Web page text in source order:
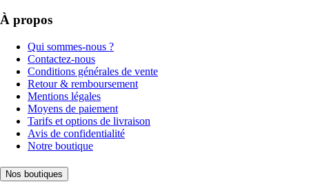
À propos
Qui sommes-nous ?
Contactez-nous
Conditions générales de vente
Retour & remboursement
Mentions légales
Moyens de paiement
Tarifs et options de livraison
Avis de confidentialité
Notre boutique
Nos boutiques